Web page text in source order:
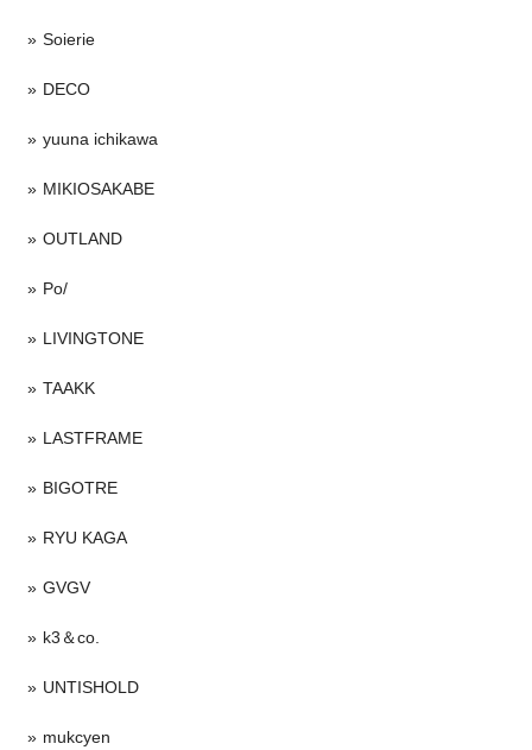
Soierie
DECO
yuuna ichikawa
MIKIOSAKABE
OUTLAND
Po/
LIVINGTONE
TAAKK
LASTFRAME
BIGOTRE
RYU KAGA
GVGV
k3＆co.
UNTISHOLD
mukcyen